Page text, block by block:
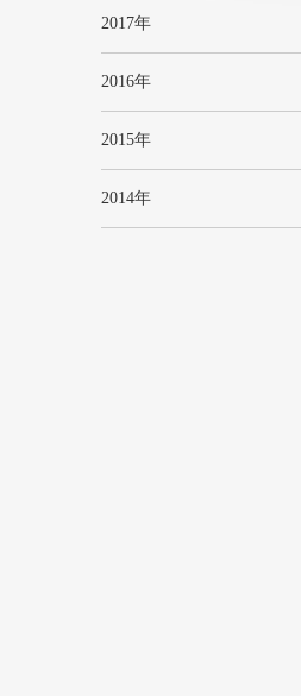
2017年
2016年
2015年
2014年